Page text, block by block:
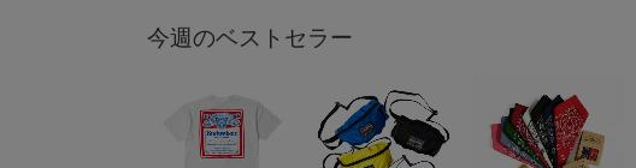
今週のベストセラー